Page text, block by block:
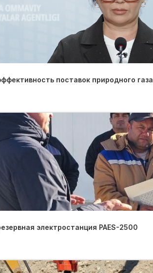
поставок природного газа
электростанция PAES-2500